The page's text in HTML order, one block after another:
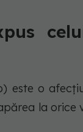
este o
la orice